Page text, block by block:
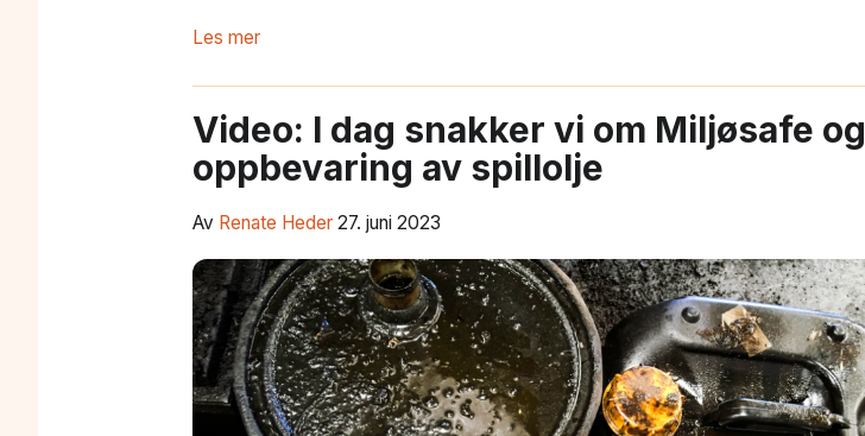
Les mer
Video: I dag snakker vi om Miljøsafe og
oppbevaring av spillolje
Av Renate Heder 27. juni 2023